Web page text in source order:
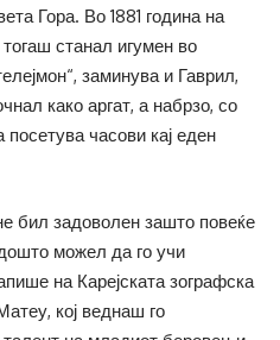
Гора. Во 1881 година на
тогаш станал игумен во
заминува и Гаврил,
како аргат, а набрзо, со
часови кај еден
бил задоволен зашто повеќе
можел да го учи
на Карејската зографска
кој веднаш го